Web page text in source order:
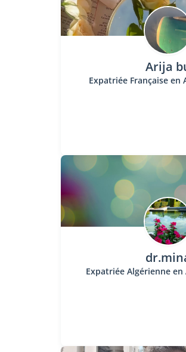
Arija
Expatriée Française en
Expatriée Algérienne